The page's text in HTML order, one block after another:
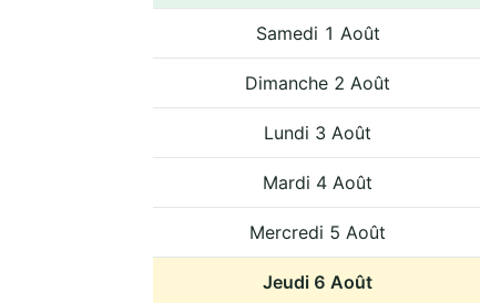
Samedi 1 Août
Dimanche 2 Août
Lundi 3 Août
Mardi 4 Août
Mercredi 5 Août
Jeudi 6 Août